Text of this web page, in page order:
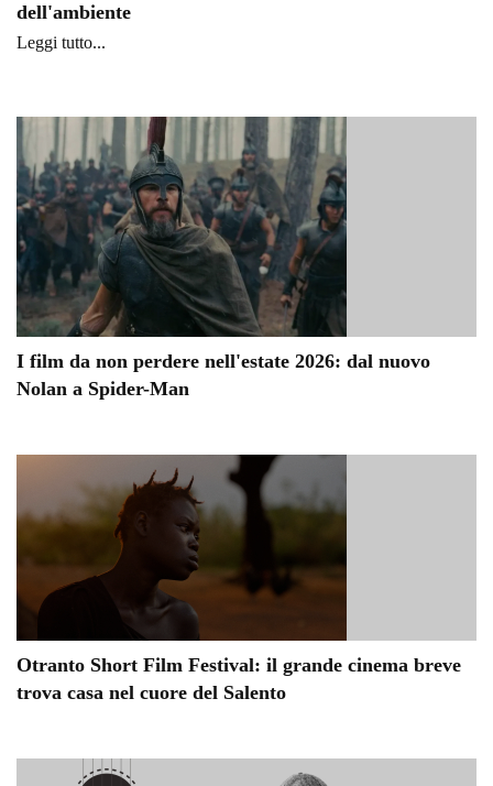
dell'ambiente
Leggi tutto...
I film da non perdere nell'estate 2026: dal nuovo
Nolan a Spider-Man
Otranto Short Film Festival: il grande cinema breve
trova casa nel cuore del Salento